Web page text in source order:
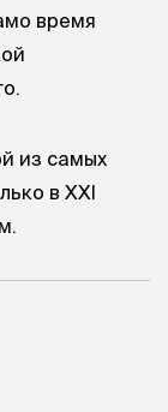
время
из самых
в XXI